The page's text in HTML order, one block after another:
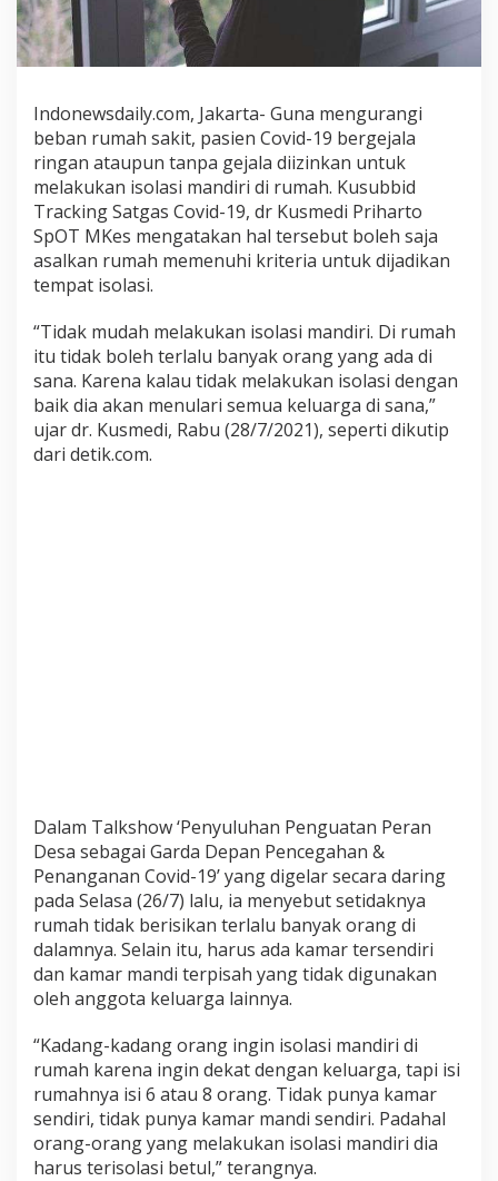
i
M
a
i
r
i
,
P
e
r
i
k
a
n
S
n
d
i
R
u
m
h
Indonewsdaily.com, Jakarta- Guna mengurangi
beban rumah sakit, pasien Covid-19 bergejala
ringan ataupun tanpa gejala diizinkan untuk
melakukan isolasi mandiri di rumah. Kusubbid
Tracking Satgas Covid-19, dr Kusmedi Priharto
SpOT MKes mengatakan hal tersebut boleh saja
asalkan rumah memenuhi kriteria untuk dijadikan
tempat isolasi.
“Tidak mudah melakukan isolasi mandiri. Di rumah
itu tidak boleh terlalu banyak orang yang ada di
sana. Karena kalau tidak melakukan isolasi dengan
baik dia akan menulari semua keluarga di sana,”
ujar dr. Kusmedi, Rabu (28/7/2021), seperti dikutip
dari detik.com.
Dalam Talkshow ‘Penyuluhan Penguatan Peran
Desa sebagai Garda Depan Pencegahan &
Penanganan Covid-19’ yang digelar secara daring
pada Selasa (26/7) lalu, ia menyebut setidaknya
rumah tidak berisikan terlalu banyak orang di
dalamnya. Selain itu, harus ada kamar tersendiri
dan kamar mandi terpisah yang tidak digunakan
oleh anggota keluarga lainnya.
“Kadang-kadang orang ingin isolasi mandiri di
rumah karena ingin dekat dengan keluarga, tapi isi
rumahnya isi 6 atau 8 orang. Tidak punya kamar
sendiri, tidak punya kamar mandi sendiri. Padahal
orang-orang yang melakukan isolasi mandiri dia
harus terisolasi betul,” terangnya.